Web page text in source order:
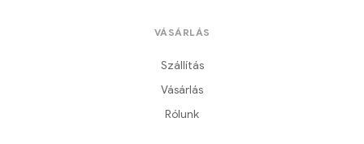
VÁSÁRLÁS
Szállítás
Vásárlás
Rólunk